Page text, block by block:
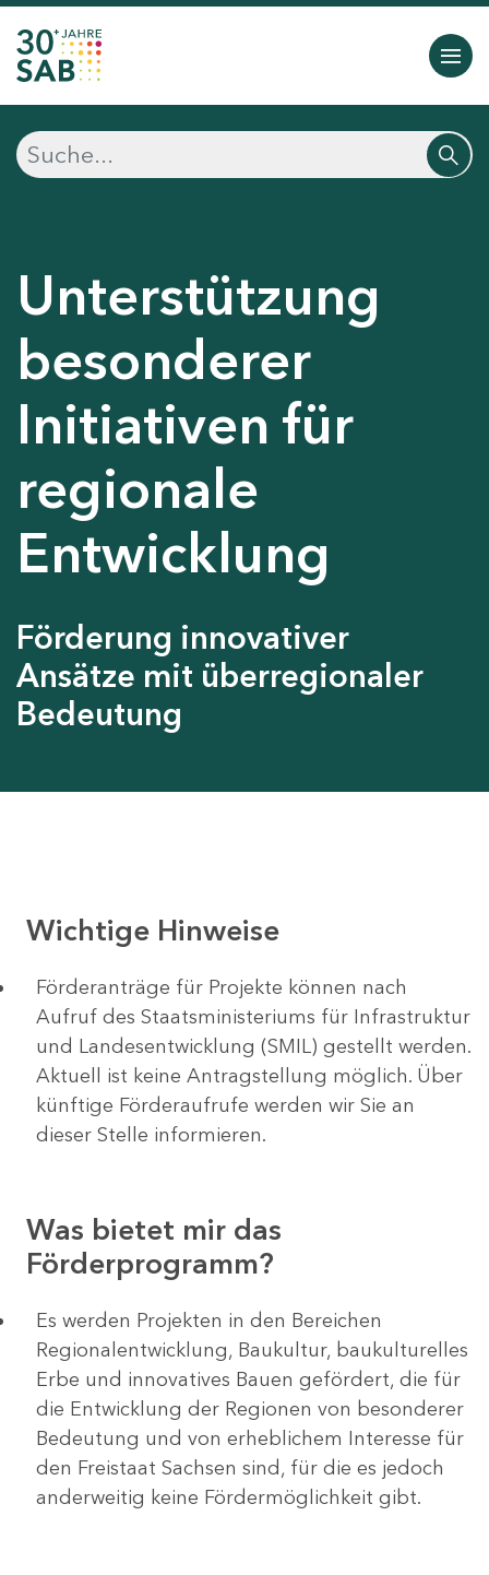
Unterstützung
besonderer
Initiativen für
regionale
Entwicklung
Förderung innovativer
Ansätze mit überregionaler
Bedeutung
Wichtige Hinweise
Förderanträge für Projekte können nach
Aufruf des Staatsministeriums für Infrastruktur
und Landesentwicklung (SMIL) gestellt werden.
Aktuell ist keine Antragstellung möglich. Über
künftige Förderaufrufe werden wir Sie an
dieser Stelle informieren.
Was bietet mir das
Förderprogramm?
Es werden Projekten in den Bereichen
Regionalentwicklung, Baukultur, baukulturelles
Erbe und innovatives Bauen gefördert, die für
die Entwicklung der Regionen von besonderer
Bedeutung und von erheblichem Interesse für
den Freistaat Sachsen sind, für die es jedoch
anderweitig keine Fördermöglichkeit gibt.